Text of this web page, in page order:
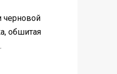
черновой
обшитая